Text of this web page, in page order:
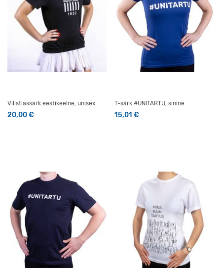
Vilistlassärk eestikeelne, unisex.
20,00€
T-särk #UNITARTU, sinine
15,01€